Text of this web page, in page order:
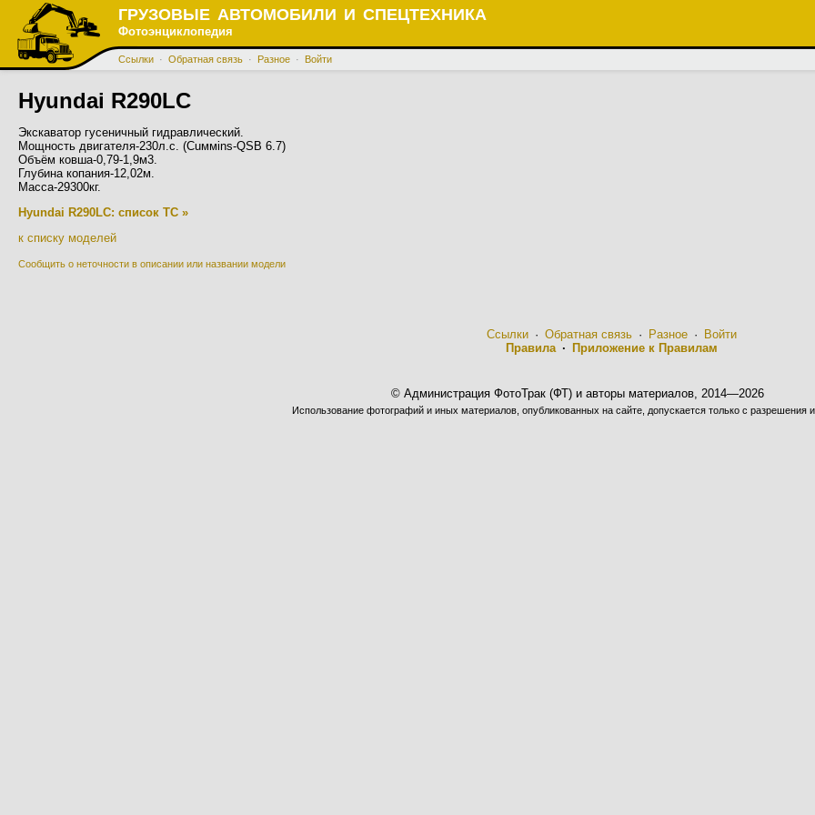
ГРУЗОВЫЕ АВТОМОБИЛИ И СПЕЦТЕХНИКА
Фотоэнциклопедия
Ссылки · Обратная связь · Разное · Войти
Hyundai R290LC
Экскаватор гусеничный гидравлический.
Мощность двигателя-230л.с. (Cuммins-QSB 6.7)
Объём ковша-0,79-1,9м3.
Глубина копания-12,02м.
Масса-29300кг.
Hyundai R290LC: список ТС »
к списку моделей
Сообщить о неточности в описании или названии модели
Ссылки· Обратная связь· Разное·
Войти
Правила· Приложение к Правилам
© Администрация ФотоТрак (ФТ) и авторы материалов, 2014—2026
Использование фотографий и иных материалов, опубликованных на сайте, допускается только с разрешения